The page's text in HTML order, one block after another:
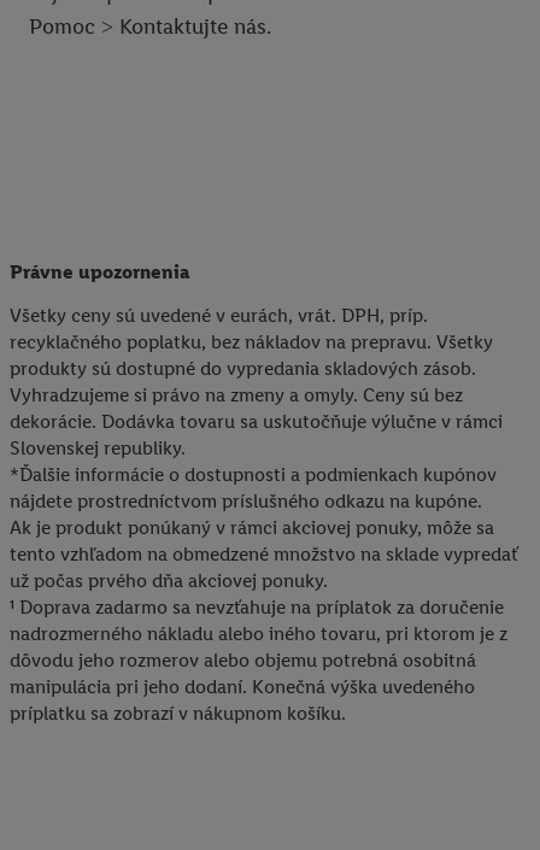
Pomoc ˃ Kontaktujte nás.
Právne upozornenia
Všetky ceny sú uvedené v eurách, vrát. DPH, príp.
recyklačného poplatku, bez nákladov na prepravu. Všetky
produkty sú dostupné do vypredania skladových zásob.
Vyhradzujeme si právo na zmeny a omyly. Ceny sú bez
dekorácie. Dodávka tovaru sa uskutočňuje výlučne v rámci
Slovenskej republiky.
*Ďalšie informácie o dostupnosti a podmienkach kupónov
nájdete prostredníctvom príslušného odkazu na kupóne.
Ak je produkt ponúkaný v rámci akciovej ponuky, môže sa
tento vzhľadom na obmedzené množstvo na sklade vypredať
už počas prvého dňa akciovej ponuky.
¹ Doprava zadarmo sa nevzťahuje na príplatok za doručenie
nadrozmerného nákladu alebo iného tovaru, pri ktorom je z
dôvodu jeho rozmerov alebo objemu potrebná osobitná
manipulácia pri jeho dodaní. Konečná výška uvedeného
príplatku sa zobrazí v nákupnom košíku.
personalizovanú reklamu. Na tento účel môže byť vaša
používanie viacerých služieb spoločnosti Lidl, pomocou vašej
hashovanej e-mailovej adresy a prípadne ďalších
identifikátorov/identifikátorov, ktoré má spoločnosť Criteo SA k
dispozícii.
V časti "Prispôsobiť" môžete povoliť jednotlivé účely a nájsť
ďalšie informácie o podmienkach spracúvania osobných
údajov.
Kliknutím na možnosť "Odmietnuť" môžete povoliť iba
používanie potrebných technológií. Kliknutím na " Súhlasím
vyjadríte súhlas so spracúvaním na všetky vyššie uvedené účely.
Ďalšie informácie vrátane informácií o dobe uchovávania
údajov a Vašom práve kedykoľvek odvolať súhlas s účinnosťou
do budúcnosti nájdete v našich zásadách ochrany osobných
údajov.Imprint nájdete tu.